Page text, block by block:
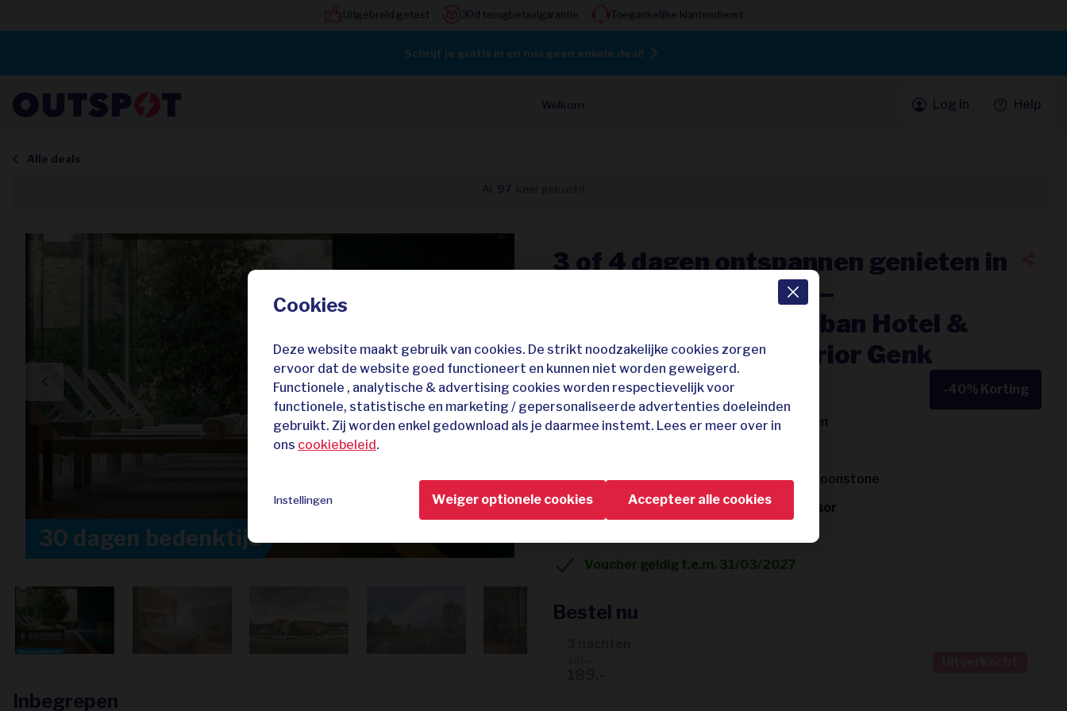
Uitgebreid getest 30d terugbetaalgarantie Toegankelijke klantendienst
Schrijf je gratis in en mis geen enkele deal!
Welkom Log in Help
Alle deals
30 dagen bedenktijd
30 dagen bedenktijd
Inbegrepen
3 of 4 dagen ontspannen genieten in
de Limburgse natuur –
Stiemerheide, The Urban Hotel &
Golf Retreat 4* Superior Genk
129,-214,- -40% Korting
Gelegen in Nationaal Park Hoge Kempen
Culinaire restaurants: De Kristalijn & Moonstone
8,5/10 op Booking en 4/5 op TripAdvisor
Voucher geldig t.e.m. 31/03/2027
Bestel nu
Cookies
Deze website maakt gebruik van cookies. De strikt noodzakelijke cookies zorgen
ervoor dat de website goed functioneert en kunnen niet worden geweigerd.
Functionele , analytische & advertising cookies worden respectievelijk voor
functionele, statistische en marketing / gepersonaliseerde advertenties doeleinden
gebruikt. Zij worden enkel gedownload als je daarmee instemt. Lees er meer over in
ons cookiebeleid.
Instellingen Weiger optionele cookies Accepteer alle cookies